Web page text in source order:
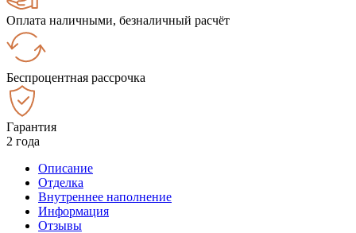
Оплата наличными, безналичный расчёт
Беспроцентная рассрочка
Гарантия
2 года
Описание
Отделка
Внутреннее наполнение
Информация
Отзывы